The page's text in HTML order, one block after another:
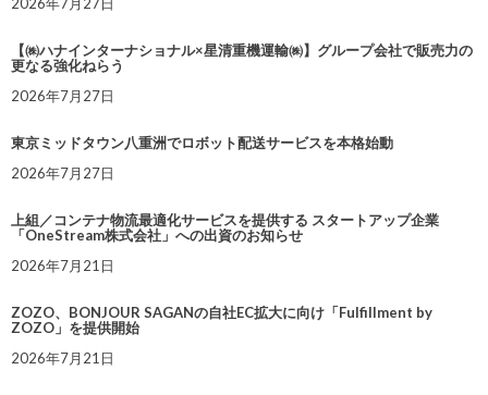
2026年7月27日
【㈱ハナインターナショナル×星清重機運輸㈱】グループ会社で販売力の
更なる強化ねらう
2026年7月27日
東京ミッドタウン八重洲でロボット配送サービスを本格始動
2026年7月27日
上組／コンテナ物流最適化サービスを提供する スタートアップ企業
「OneStream株式会社」への出資のお知らせ
2026年7月21日
ZOZO、BONJOUR SAGANの自社EC拡大に向け「Fulfillment by
ZOZO」を提供開始
2026年7月21日